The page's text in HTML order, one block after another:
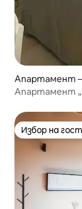
Апартамент –
Апартамент
Избор на
Избор на